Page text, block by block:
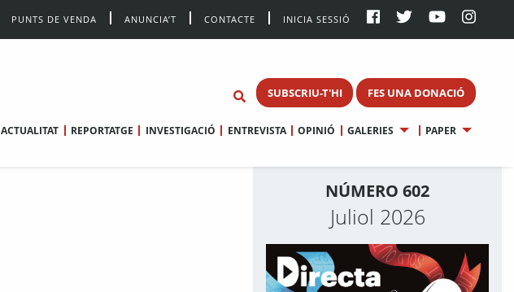
PUNTS DE VENDA ANUNCIA’T CONTACTE INICIA SESSIÓ
SUBSCRIU-T'HI FES UNA DONACIÓ
ACTUALITAT REPORTATGE INVESTIGACIÓ ENTREVISTA OPINIÓ GALERIES PAPER
NÚMERO 602
Juliol 2026